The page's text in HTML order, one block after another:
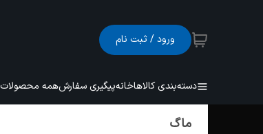
ورود / ثبت نام
دسته‌بندی کالاهاخانهپیگیری سفارشهمه محصولات
ماگ